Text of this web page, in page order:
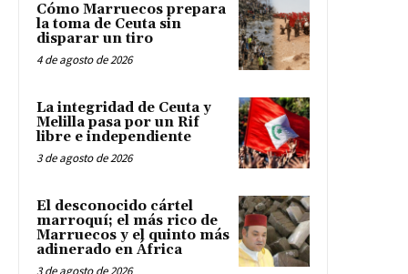
Cómo Marruecos prepara
la toma de Ceuta sin
disparar un tiro
4 de agosto de 2026
La integridad de Ceuta y
Melilla pasa por un Rif
libre e independiente
3 de agosto de 2026
El desconocido cártel
marroquí; el más rico de
Marruecos y el quinto más
adinerado en África